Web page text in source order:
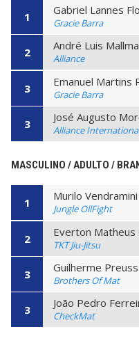
1 Gabriel Lannes
Gracie Barra
2 André Luis
Alliance
3 Emanuel Martins
Gracie Barra
3 José Augusto
Alliance
MASCULINO / ADULTO /
1 Murilo
Jungle OllFight
2 Everton Matheus
TKT Jiu-Jitsu
3 Guilherme
Brothers Of Mat
3 João Pedro
CheckMat